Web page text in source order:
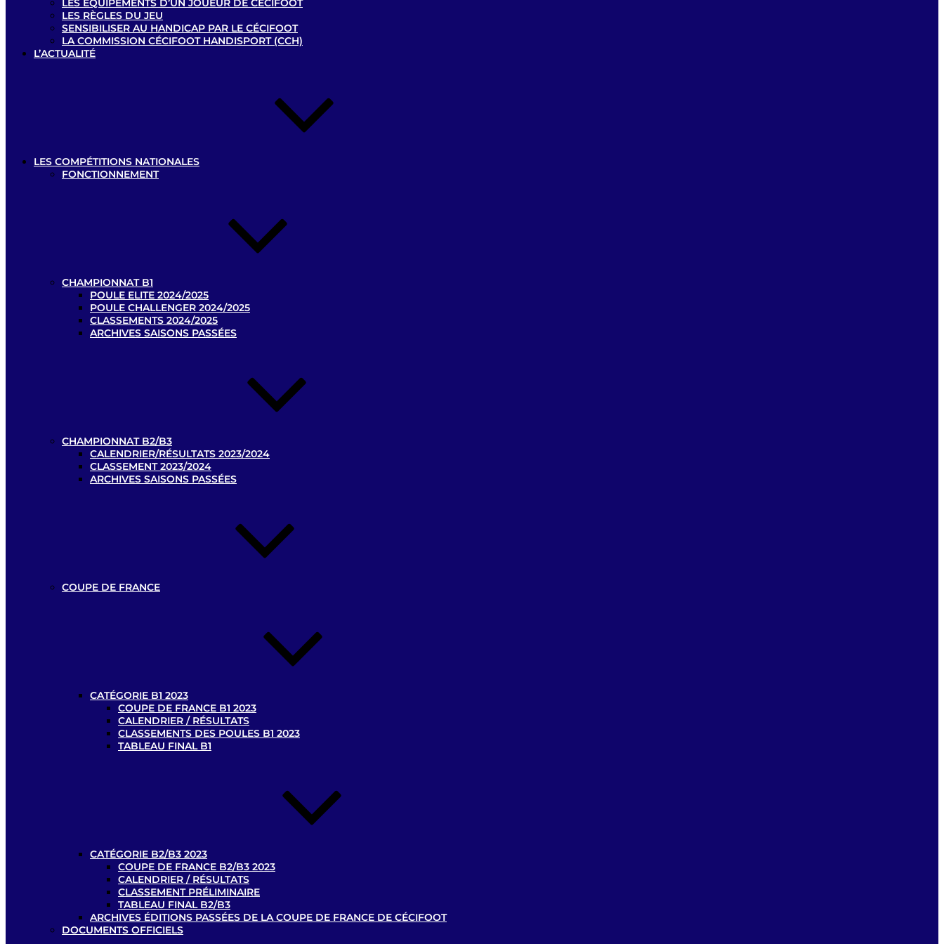
LES ÉQUIPEMENTS D’UN JOUEUR DE CÉCIFOOT
LES RÈGLES DU JEU
SENSIBILISER AU HANDICAP PAR LE CÉCIFOOT
LA COMMISSION CÉCIFOOT HANDISPORT (CCH)
L’ACTUALITÉ
LES COMPÉTITIONS NATIONALES
FONCTIONNEMENT
CHAMPIONNAT B1
POULE ELITE 2024/2025
POULE CHALLENGER 2024/2025
CLASSEMENTS 2024/2025
ARCHIVES SAISONS PASSÉES
CHAMPIONNAT B2/B3
CALENDRIER/RÉSULTATS 2023/2024
CLASSEMENT 2023/2024
ARCHIVES SAISONS PASSÉES
COUPE DE FRANCE
CATÉGORIE B1 2023
COUPE DE FRANCE B1 2023
CALENDRIER / RÉSULTATS
CLASSEMENTS DES POULES B1 2023
TABLEAU FINAL B1
CATÉGORIE B2/B3 2023
COUPE DE FRANCE B2/B3 2023
CALENDRIER / RÉSULTATS
CLASSEMENT PRÉLIMINAIRE
TABLEAU FINAL B2/B3
ARCHIVES ÉDITIONS PASSÉES DE LA COUPE DE FRANCE DE CÉCIFOOT
DOCUMENTS OFFICIELS